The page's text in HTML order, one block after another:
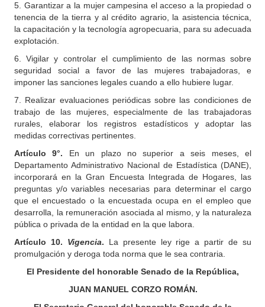
5. Garantizar a la mujer campesina el acceso a la propiedad o
tenencia de la tierra y al crédito agrario, la asistencia técnica,
la capacitación y la tecnología agropecuaria, para su adecuada
explotación.
6. Vigilar y controlar el cumplimiento de las normas sobre
seguridad social a favor de las mujeres trabajadoras, e
imponer las sanciones legales cuando a ello hubiere lugar.
7. Realizar evaluaciones periódicas sobre las condiciones de
trabajo de las mujeres, especialmente de las trabajadoras
rurales, elaborar los registros estadísticos y adoptar las
medidas correctivas pertinentes.
Artículo 9°. En un plazo no superior a seis meses, el
Departamento Administrativo Nacional de Estadística (DANE),
incorporará en la Gran Encuesta Integrada de Hogares, las
preguntas y/o variables necesarias para determinar el cargo
que el encuestado o la encuestada ocupa en el empleo que
desarrolla, la remuneración asociada al mismo, y la naturaleza
pública o privada de la entidad en la que labora.
Artículo 10. Vigencia. La presente ley rige a partir de su
promulgación y deroga toda norma que le sea contraria.
El Presidente del honorable Senado de la República,
JUAN MANUEL CORZO ROMÁN.